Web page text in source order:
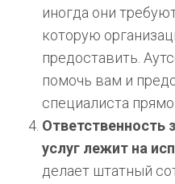
иногда они
которую
предоставить.
помочь вам и
специалиста
Ответственность
услуг лежит на
делает штатный